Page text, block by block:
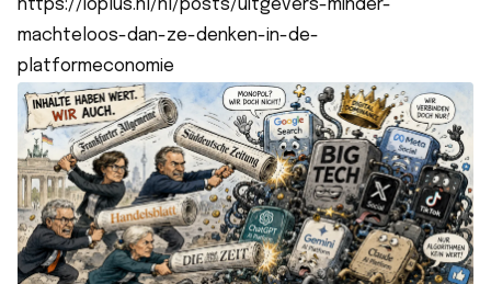
https://ioplus.nl/nl/posts/uitgevers-minder-
machteloos-dan-ze-denken-in-de-
platformeconomie